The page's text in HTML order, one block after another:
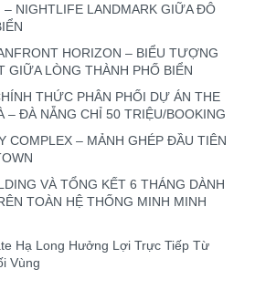
– NIGHTLIFE LANDMARK GIỮA ĐÔ
HORIZON – BIỂU TƯỢNG
GIỮA LÒNG THÀNH PHỐ BIỂN
THỨC PHÂN PHỐI DỰ ÁN THE
– ĐÀ NẴNG CHỈ 50 TRIỆU/BOOKING
COMPLEX – MẢNH GHÉP ĐẦU TIÊN
VÀ TỔNG KẾT 6 THÁNG DÀNH
TOÀN HỆ THỐNG MINH MINH
Hạ Long Hưởng Lợi Trực Tiếp Từ
Vùng